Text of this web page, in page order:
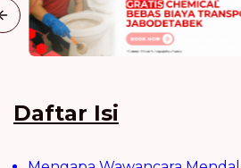
Previous slide
Daftar Isi